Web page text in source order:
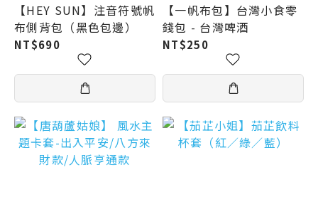
【HEY SUN】注音符號帆
布側背包（黑色包邊）
NT$690
【一帆布包】台灣小食零
錢包 - 台灣啤酒
NT$250